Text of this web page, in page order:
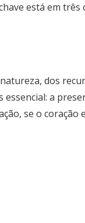
está em três
dos
a
se o coração